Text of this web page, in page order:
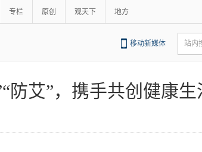
专栏 原创 观天下 地方
移动新媒体 站内
防艾”，携手共创健康生